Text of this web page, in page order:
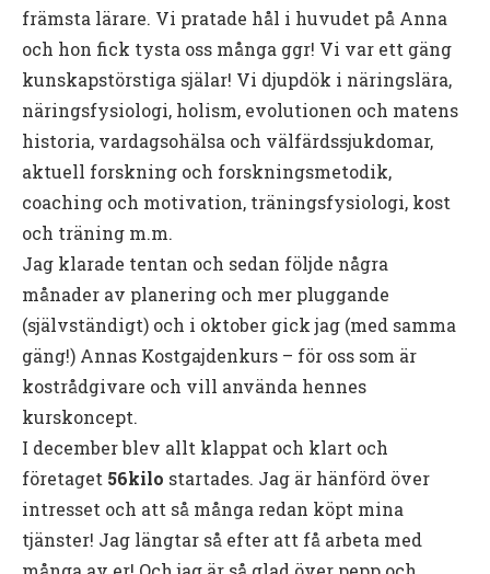
främsta lärare. Vi pratade hål i huvudet på Anna
och hon fick tysta oss många ggr! Vi var ett gäng
kunskapstörstiga själar! Vi djupdök i näringslära,
näringsfysiologi, holism, evolutionen och matens
historia, vardagsohälsa och välfärdssjukdomar,
aktuell forskning och forskningsmetodik,
coaching och motivation, träningsfysiologi, kost
och träning m.m.
Jag klarade tentan och sedan följde några
månader av planering och mer pluggande
(självständigt) och i oktober gick jag (med samma
gäng!) Annas Kostgajdenkurs – för oss som är
kostrådgivare och vill använda hennes
kurskoncept.
I december blev allt klappat och klart och
företaget 56kilo startades. Jag är hänförd över
intresset och att så många redan köpt mina
tjänster! Jag längtar så efter att få arbeta med